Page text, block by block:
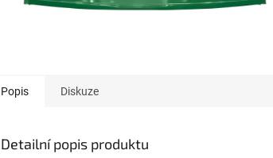
Popis Diskuze
Detailní popis produktu